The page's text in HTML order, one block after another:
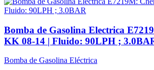
Bomba de Gasolina Electrica
KK 08-14 | Fluido: 90LPH ;
Bomba de Gasolina Eléctrica